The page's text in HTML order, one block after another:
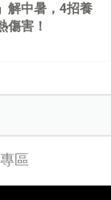
解中暑，4招養
傷害！
區